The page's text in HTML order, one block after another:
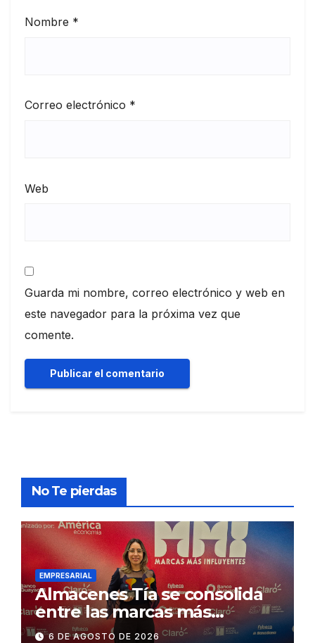
Nombre *
Correo electrónico *
Web
Guarda mi nombre, correo electrónico y web en
este navegador para la próxima vez que
comente.
No Te pierdas
EMPRESARIAL
Almacenes Tía se consolida
entre las marcas más
influyentes del Ecuador
6 DE AGOSTO DE 2026